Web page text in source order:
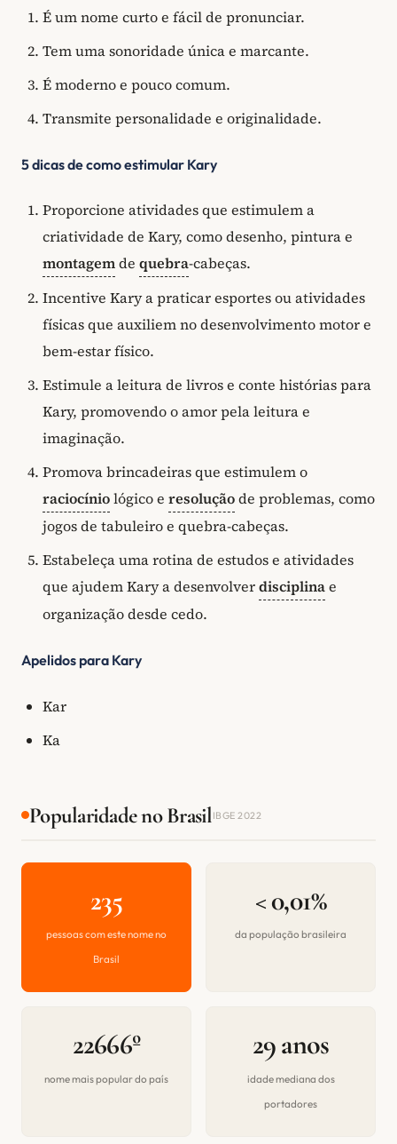
É um nome curto e fácil de pronunciar.
Tem uma sonoridade única e marcante.
É moderno e pouco comum.
Transmite personalidade e originalidade.
5 dicas de como estimular Kary
Proporcione atividades que estimulem a
criatividade de Kary, como desenho, pintura e
montagemde quebra-cabeças.
Incentive Kary a praticar esportes ou atividades
físicas que auxiliem no desenvolvimento motor e
bem-estar físico.
Estimule a leitura de livros e conte histórias para
Kary, promovendo o amor pela leitura e
imaginação.
Promova brincadeiras que estimulem o
raciocíniológico e resoluçãode problemas, como
jogos de tabuleiro e quebra-cabeças.
Estabeleça uma rotina de estudos e atividades
que ajudem Kary a desenvolverdisciplinae
organização desde cedo.
Apelidos para Kary
Kar
Ka
Popularidade no BrasilIBGE 2022
235
pessoas com este nome no
Brasil
< 0,01%
da população brasileira
22666º
nome mais popular do país
29 anos
idade mediana dos
portadores